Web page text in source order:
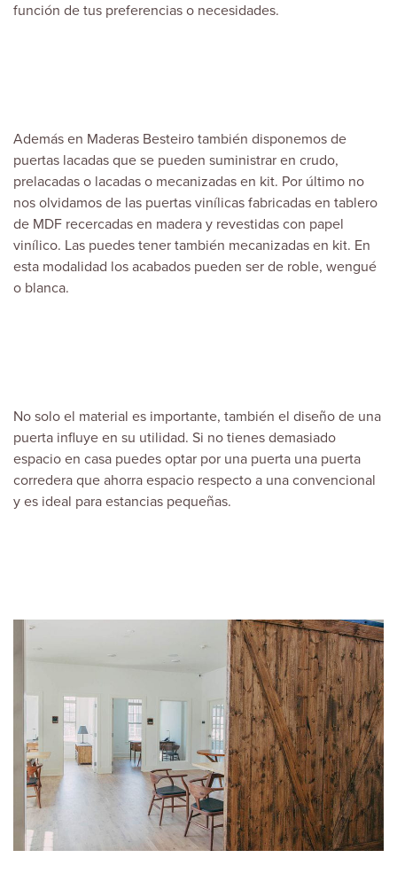
función de tus preferencias o necesidades.
Además en Maderas Besteiro también disponemos de
puertas lacadas que se pueden suministrar en crudo,
prelacadas o lacadas o mecanizadas en kit. Por último no
nos olvidamos de las puertas vinílicas fabricadas en tablero
de MDF recercadas en madera y revestidas con papel
vinílico. Las puedes tener también mecanizadas en kit. En
esta modalidad los acabados pueden ser de roble, wengué
o blanca.
No solo el material es importante, también el diseño de una
puerta influye en su utilidad. Si no tienes demasiado
espacio en casa puedes optar por una puerta una puerta
corredera que ahorra espacio respecto a una convencional
y es ideal para estancias pequeñas.